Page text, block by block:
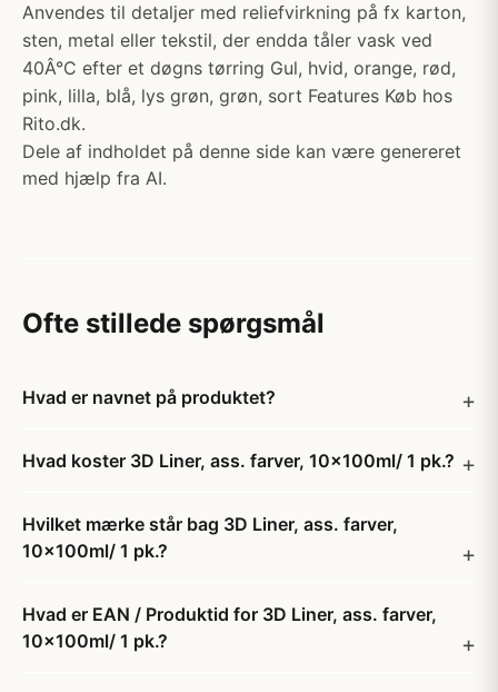
Anvendes til detaljer med reliefvirkning på fx karton,
sten, metal eller tekstil, der endda tåler vask ved
40Â°C efter et døgns tørring Gul, hvid, orange, rød,
pink, lilla, blå, lys grøn, grøn, sort Features Køb hos
Rito.dk.
Dele af indholdet på denne side kan være genereret
med hjælp fra AI.
Ofte stillede spørgsmål
Hvad er navnet på produktet?
Hvad koster 3D Liner, ass. farver, 10x100ml/ 1 pk.?
Hvilket mærke står bag 3D Liner, ass. farver,
10x100ml/ 1 pk.?
Hvad er EAN / Produktid for 3D Liner, ass. farver,
10x100ml/ 1 pk.?